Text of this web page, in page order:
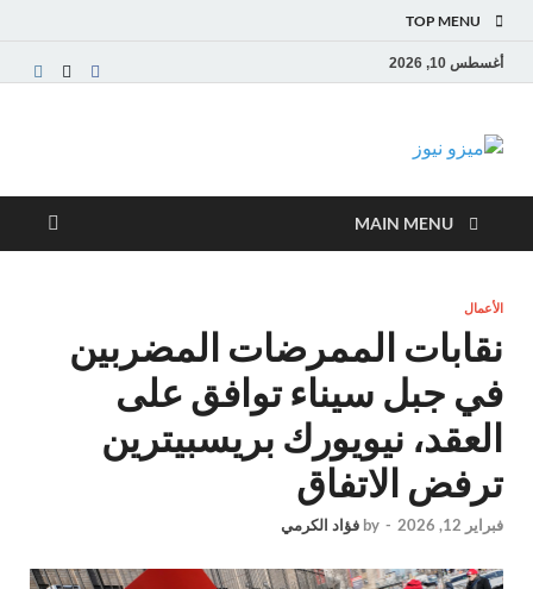
TOP MENU
أغسطس 10, 2026
ميزو نيوز
والاقتصادية
MAIN MENU
الأعمال
نقابات الممرضات المضربين
في جبل سيناء توافق على
العقد، نيويورك بريسبيترين
ترفض الاتفاق
فبراير 12, 2026 -
by فؤاد الكرمي